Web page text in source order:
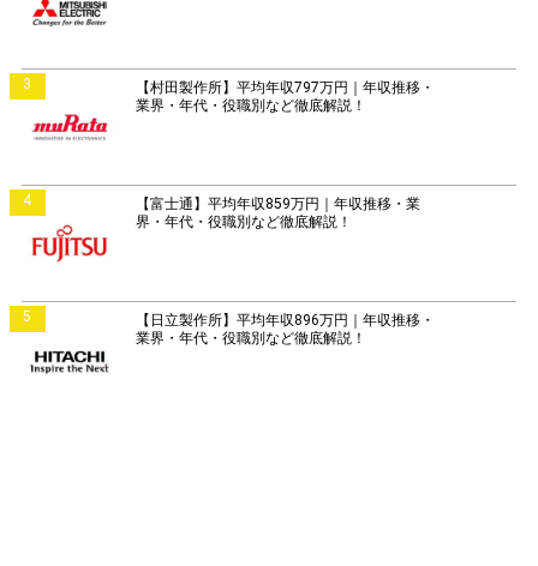
3
【村田製作所】平均年収797万円｜年収推移・
業界・年代・役職別など徹底解説！
4
【富士通】平均年収859万円｜年収推移・業
界・年代・役職別など徹底解説！
5
【日立製作所】平均年収896万円｜年収推移・
業界・年代・役職別など徹底解説！